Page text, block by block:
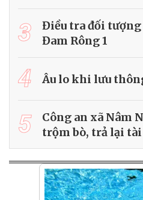
3
Điều tra đối tượng
Đam Rông 1
4 Âu lo khi lưu
5
Công an xã Nâm
trộm bò, trả lại